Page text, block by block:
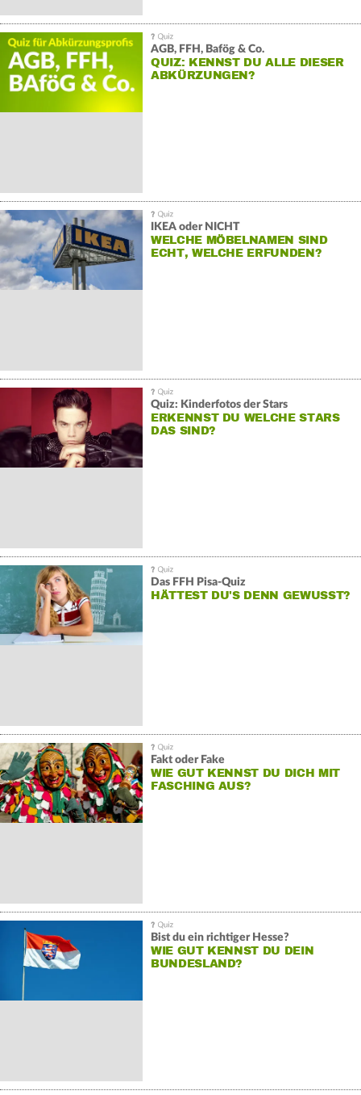
AGB, FFH, Bafög & Co.
QUIZ: KENNST DU ALLE DIESER
ABKÜRZUNGEN?
IKEA oder NICHT
WELCHE MÖBELNAMEN SIND
ECHT, WELCHE ERFUNDEN?
Quiz: Kinderfotos der Stars
ERKENNST DU WELCHE STARS
DAS SIND?
Das FFH Pisa-Quiz
HÄTTEST DU'S DENN GEWUSST?
Fakt oder Fake
WIE GUT KENNST DU DICH MIT
FASCHING AUS?
Bist du ein richtiger Hesse?
WIE GUT KENNST DU DEIN
BUNDESLAND?